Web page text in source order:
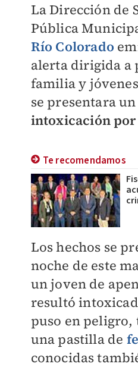
La Dirección de
Pública
Río Colorado
alerta dirigida a
familia y
se presentara
intoxicación por
Te recomendamos
Los hechos se
noche de este
un joven de
resultó
puso en
una pastilla de
conocidas